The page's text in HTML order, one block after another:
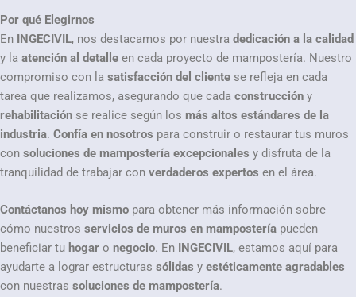
Por qué Elegirnos
En INGECIVIL, nos destacamos por nuestra dedicación a la calidad
y la atención al detalle en cada proyecto de mampostería. Nuestro
compromiso con la satisfacción del cliente se refleja en cada
tarea que realizamos, asegurando que cada construcción y
rehabilitación se realice según los más altos estándares de la
industria. Confía en nosotros para construir o restaurar tus muros
con soluciones de mampostería excepcionales y disfruta de la
tranquilidad de trabajar con verdaderos expertos en el área.
Contáctanos hoy mismo para obtener más información sobre
cómo nuestros servicios de muros en mampostería pueden
beneficiar tu hogar o negocio. En INGECIVIL, estamos aquí para
ayudarte a lograr estructuras sólidas y estéticamente agradables
con nuestras soluciones de mampostería.